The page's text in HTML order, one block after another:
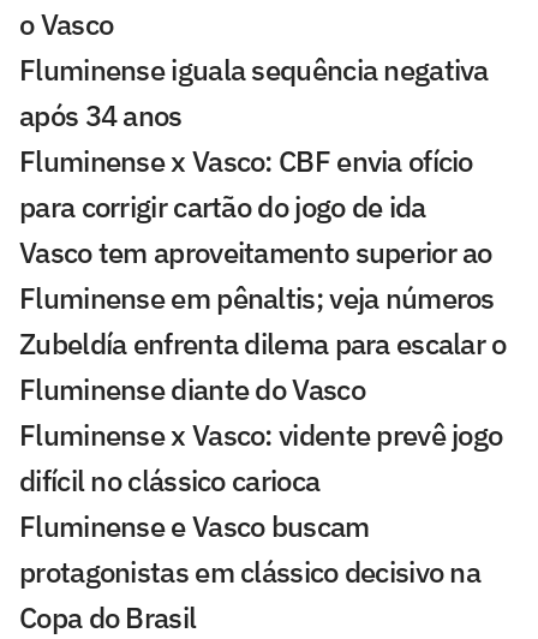
o Vasco
Fluminense iguala sequência negativa
após 34 anos
Fluminense x Vasco: CBF envia ofício
para corrigir cartão do jogo de ida
Vasco tem aproveitamento superior ao
Fluminense em pênaltis; veja números
Zubeldía enfrenta dilema para escalar o
Fluminense diante do Vasco
Fluminense x Vasco: vidente prevê jogo
difícil no clássico carioca
Fluminense e Vasco buscam
protagonistas em clássico decisivo na
Copa do Brasil